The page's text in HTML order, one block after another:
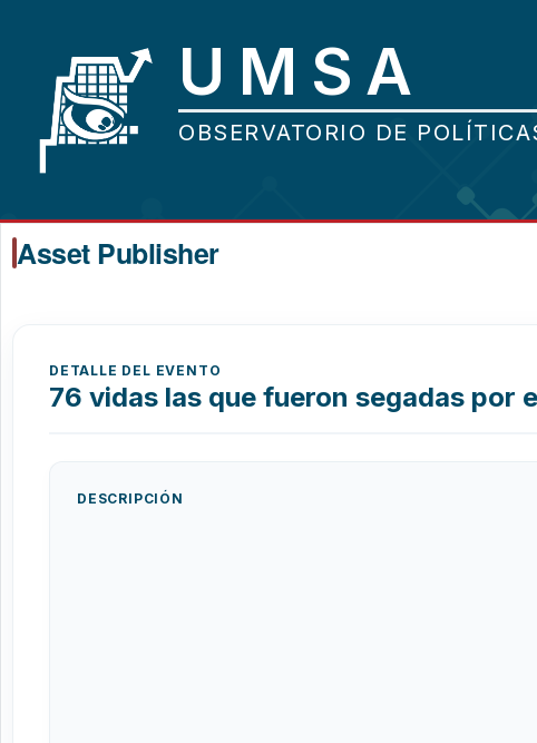
Asset Publisher
DETALLE DEL EVENTO
76 vidas las que fueron segadas por
DESCRIPCIÓN